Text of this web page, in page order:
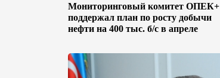
Мониторинговый комитет ОПЕК+
поддержал план по росту добычи
нефти на 400 тыс. б/с в апреле